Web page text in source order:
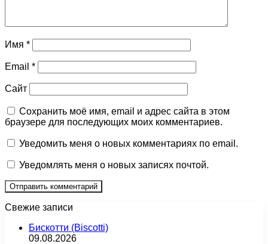
Имя *
Email *
Сайт
Сохранить моё имя, email и адрес сайта в этом
браузере для последующих моих комментариев.
Уведомить меня о новых комментариях по email.
Уведомлять меня о новых записях почтой.
Свежие записи
Бискотти (Biscotti)
09.08.2026